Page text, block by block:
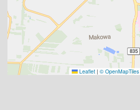
Leaflet | © OpenMapTiles